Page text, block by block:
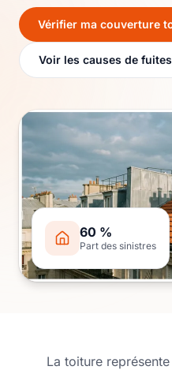
Vérifier ma couverture
Voir les causes de fuites
60 %
Part des sinistres
La toiture représente